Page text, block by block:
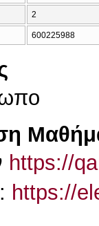
2
600225988
https://
https://